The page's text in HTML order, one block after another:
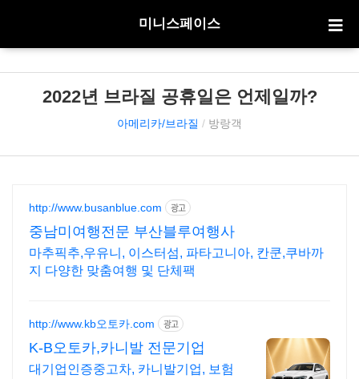
미니스페이스
2022년 브라질 공휴일은 언제일까?
아메리카/브라질 / 방랑객
http://www.busanblue.com 광고
중남미여행전문 부산블루여행사
마추픽추,우유니, 이스터섬, 파타고니아, 칸쿤,쿠바까
지 다양한 맞춤여행 및 단체팩
http://www.kb오토카.com 광고
K-B오토카,카니발 전문기업
대기업인증중고차, 카니발기업, 보험